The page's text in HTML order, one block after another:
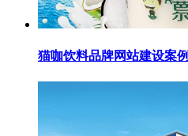
猫咖饮料品牌网站建设案例